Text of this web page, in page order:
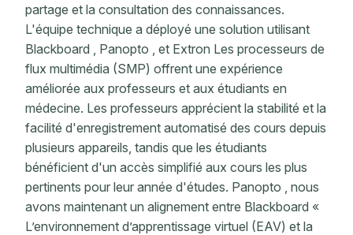
partage et la consultation des connaissances.
L'équipe technique a déployé une solution utilisant
Blackboard , Panopto , et Extron Les processeurs de
flux multimédia (SMP) offrent une expérience
améliorée aux professeurs et aux étudiants en
médecine. Les professeurs apprécient la stabilité et la
facilité d'enregistrement automatisé des cours depuis
plusieurs appareils, tandis que les étudiants
bénéficient d'un accès simplifié aux cours les plus
pertinents pour leur année d'études. Panopto , nous
avons maintenant un alignement entre Blackboard «
L’environnement d’apprentissage virtuel (EAV) et la